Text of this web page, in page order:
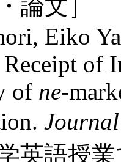
論文］
Eiko
of
of ne-
英語授